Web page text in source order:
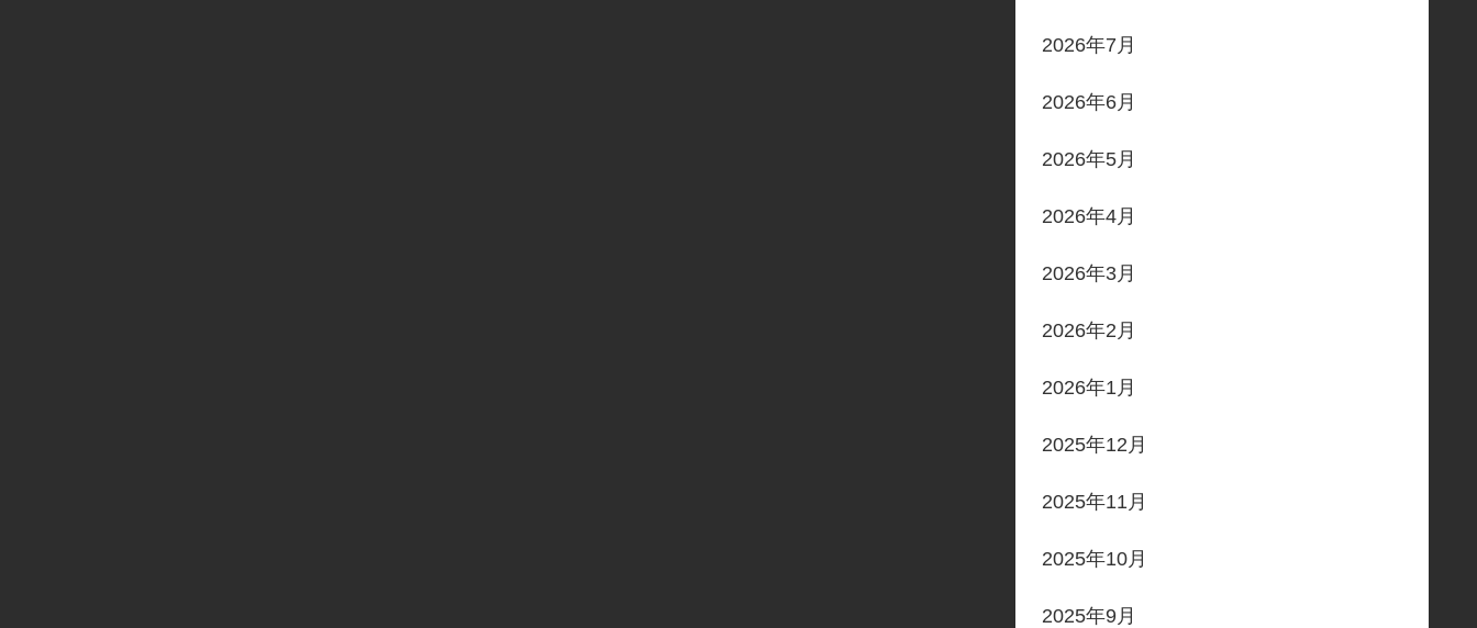
2026年7月
2026年6月
2026年5月
2026年4月
2026年3月
2026年2月
2026年1月
2025年12月
2025年11月
2025年10月
2025年9月